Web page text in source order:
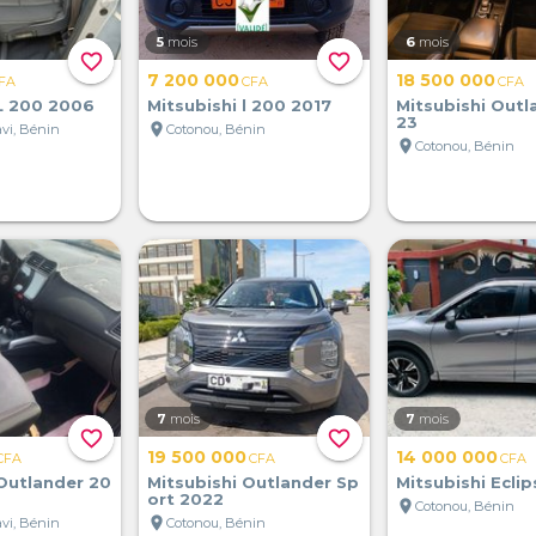
favorite_border
200 2006
Bénin
favorite_border
5 mois
7 200 000CFA
Mitsubishi l 200 2017
location_onCotonou, Bénin
6 mois
18 500 000CFA
Mitsubishi
23
location_on Cotonou, Bénin
favorite_border
20
Bénin
favorite_border
7 mois
19 500 000CFA
Mitsubishi Outlander Sp
ort 2022
location_onCotonou, Bénin
7 mois
14 000 000CFA
Mitsubishi
location_on Cotonou, Bénin